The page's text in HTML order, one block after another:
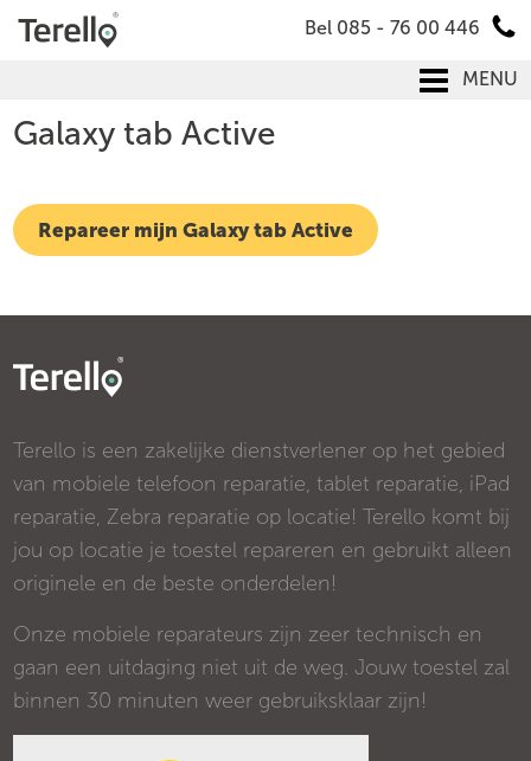
Bel 085 - 76 00 446
MENU
Galaxy tab Active
Repareer mijn Galaxy tab Active
Terello is een zakelijke dienstverlener op het gebied
van mobiele telefoon reparatie, tablet reparatie, iPad
reparatie, Zebra reparatie op locatie! Terello komt bij
jou op locatie je toestel repareren en gebruikt alleen
originele en de beste onderdelen!
Onze mobiele reparateurs zijn zeer technisch en
gaan een uitdaging niet uit de weg. Jouw toestel zal
binnen 30 minuten weer gebruiksklaar zijn!